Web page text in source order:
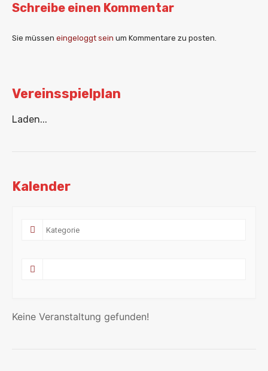
Schreibe einen Kommentar
Sie müssen eingeloggt sein um Kommentare zu posten.
Vereinsspielplan
Laden...
Kalender
Keine Veranstaltung gefunden!